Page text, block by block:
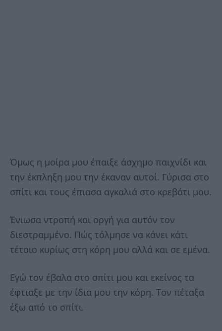
Όμως η μοίρα μου έπαιξε άσχημο παιχνίδι και
την έκπληξη μου την έκαναν αυτοί. Γύρισα στο
σπίτι και τους έπιασα αγκαλιά στο κρεβάτι μου.
Ένιωσα ντροπή και οργή για αυτόν τον
διεστραμμένο. Πώς τόλμησε να κάνει κάτι
τέτοιο κυρίως στη κόρη μου αλλά και σε εμένα.
Εγώ τον έβαλα στο σπίτι μου και εκείνος τα
έφτιαξε με την ίδια μου την κόρη. Τον πέταξα
έξω από το σπίτι.